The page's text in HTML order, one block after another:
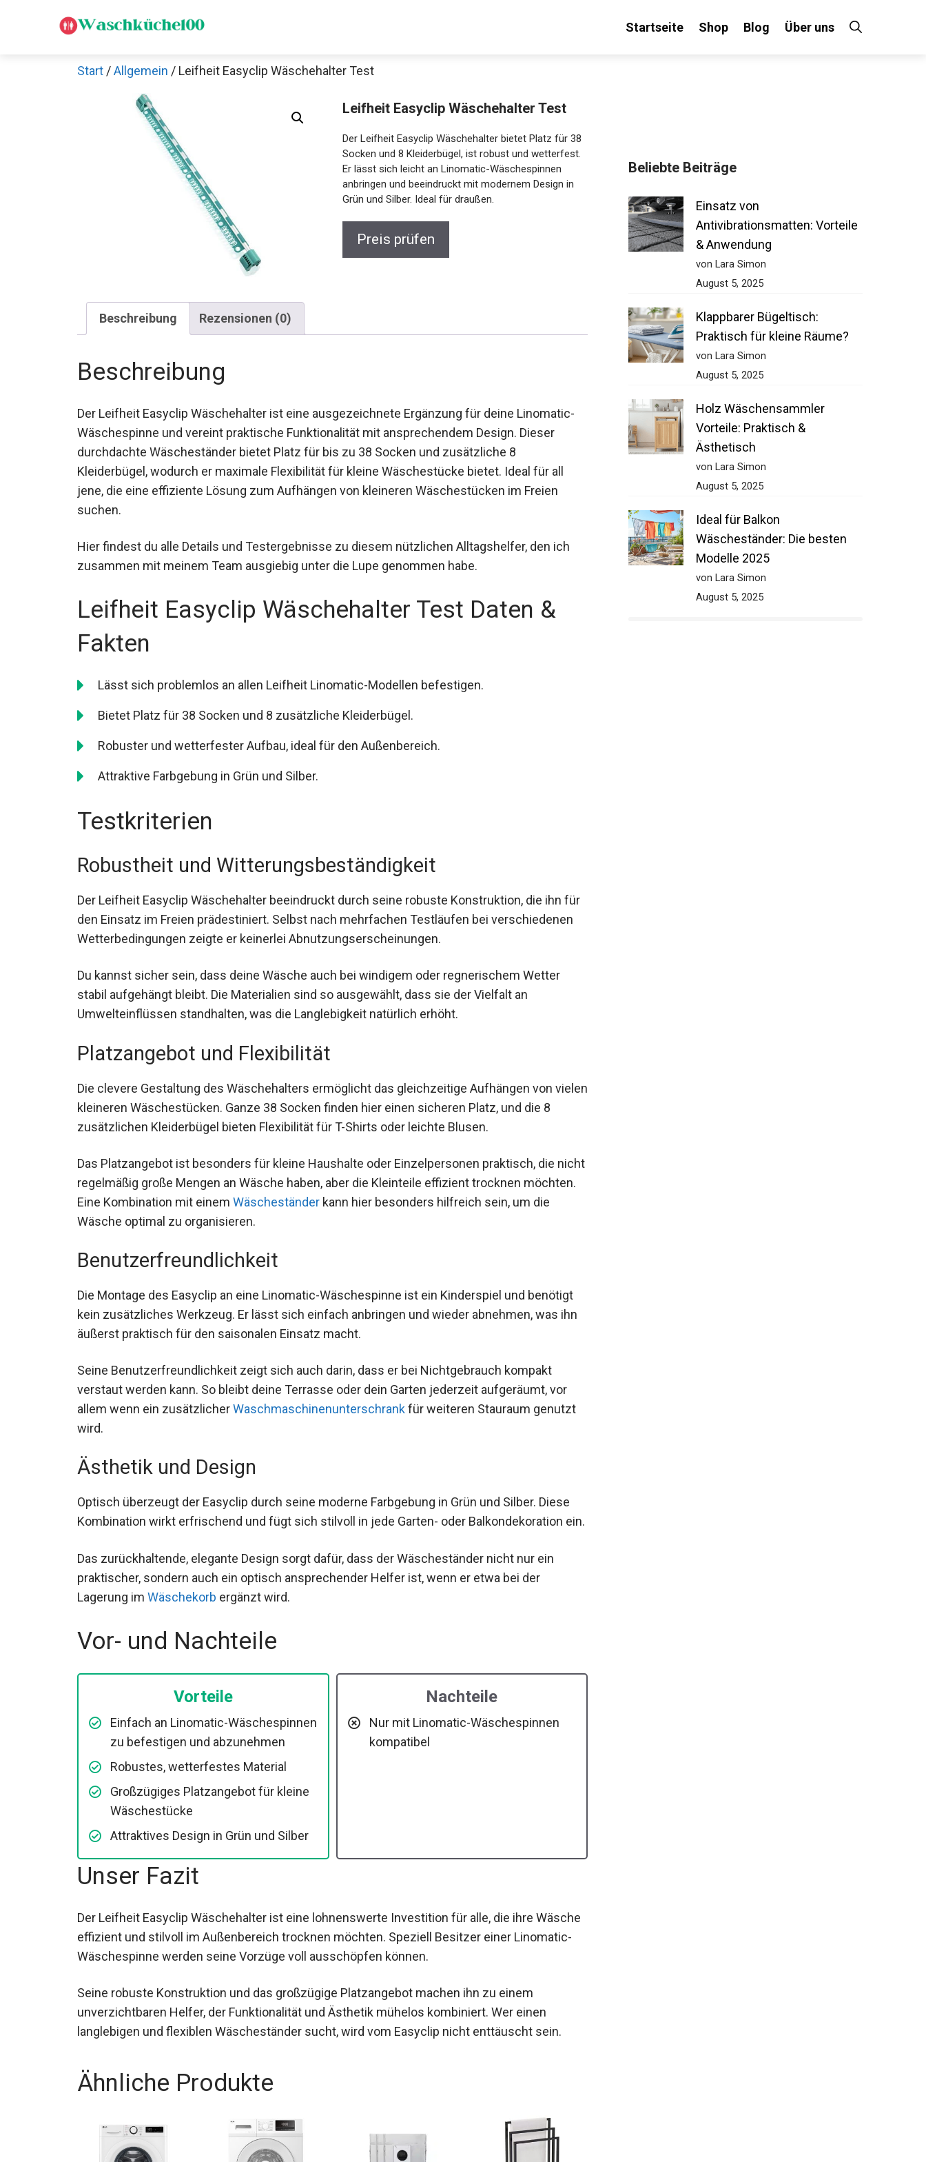
Startseite Shop Blog Über uns
Start /Allgemein / Leifheit Easyclip Wäschehalter Test
Leifheit Easyclip Wäschehalter Test
Der Leifheit Easyclip Wäschehalter bietet Platz für 38
Socken und 8 Kleiderbügel, ist robust und wetterfest.
Er lässt sich leicht an Linomatic-Wäschespinnen
anbringen und beeindruckt mit modernem Design in
Grün und Silber. Ideal für draußen.
Preis prüfen
Beschreibung Rezensionen (0)
Beschreibung
Der Leifheit Easyclip Wäschehalter ist eine ausgezeichnete Ergänzung für deine Linomatic-
Wäschespinne und vereint praktische Funktionalität mit ansprechendem Design. Dieser
durchdachte Wäscheständer bietet Platz für bis zu 38 Socken und zusätzliche 8
Kleiderbügel, wodurch er maximale Flexibilität für kleine Wäschestücke bietet. Ideal für all
jene, die eine effiziente Lösung zum Aufhängen von kleineren Wäschestücken im Freien
suchen.
Hier findest du alle Details und Testergebnisse zu diesem nützlichen Alltagshelfer, den ich
zusammen mit meinem Team ausgiebig unter die Lupe genommen habe.
Leifheit Easyclip Wäschehalter Test Daten &
Fakten
Lässt sich problemlos an allen Leifheit Linomatic-Modellen befestigen.
Bietet Platz für 38 Socken und 8 zusätzliche Kleiderbügel.
Robuster und wetterfester Aufbau, ideal für den Außenbereich.
Attraktive Farbgebung in Grün und Silber.
Testkriterien
Robustheit und Witterungsbeständigkeit
Der Leifheit Easyclip Wäschehalter beeindruckt durch seine robuste Konstruktion, die ihn für
den Einsatz im Freien prädestiniert. Selbst nach mehrfachen Testläufen bei verschiedenen
Wetterbedingungen zeigte er keinerlei Abnutzungserscheinungen.
Du kannst sicher sein, dass deine Wäsche auch bei windigem oder regnerischem Wetter
stabil aufgehängt bleibt. Die Materialien sind so ausgewählt, dass sie der Vielfalt an
Umwelteinflüssen standhalten, was die Langlebigkeit natürlich erhöht.
Platzangebot und Flexibilität
Die clevere Gestaltung des Wäschehalters ermöglicht das gleichzeitige Aufhängen von vielen
kleineren Wäschestücken. Ganze 38 Socken finden hier einen sicheren Platz, und die 8
zusätzlichen Kleiderbügel bieten Flexibilität für T-Shirts oder leichte Blusen.
Das Platzangebot ist besonders für kleine Haushalte oder Einzelpersonen praktisch, die nicht
regelmäßig große Mengen an Wäsche haben, aber die Kleinteile effizient trocknen möchten.
Eine Kombination mit einem Wäscheständer kann hier besonders hilfreich sein, um die
Wäsche optimal zu organisieren.
Benutzerfreundlichkeit
Die Montage des Easyclip an eine Linomatic-Wäschespinne ist ein Kinderspiel und benötigt
kein zusätzliches Werkzeug. Er lässt sich einfach anbringen und wieder abnehmen, was ihn
äußerst praktisch für den saisonalen Einsatz macht.
Seine Benutzerfreundlichkeit zeigt sich auch darin, dass er bei Nichtgebrauch kompakt
verstaut werden kann. So bleibt deine Terrasse oder dein Garten jederzeit aufgeräumt, vor
allem wenn ein zusätzlicherWaschmaschinenunterschrankfür weiteren Stauraum genutzt
wird.
Ästhetik und Design
Optisch überzeugt der Easyclip durch seine moderne Farbgebung in Grün und Silber. Diese
Kombination wirkt erfrischend und fügt sich stilvoll in jede Garten- oder Balkondekoration ein.
Das zurückhaltende, elegante Design sorgt dafür, dass der Wäscheständer nicht nur ein
praktischer, sondern auch ein optisch ansprechender Helfer ist, wenn er etwa bei der
Lagerung im Wäschekorb ergänzt wird.
Vor- und Nachteile
Vorteile
Einfach an Linomatic-Wäschespinnen
zu befestigen und abzunehmen
Robustes, wetterfestes Material
Großzügiges Platzangebot für kleine
Wäschestücke
Attraktives Design in Grün und Silber
Nachteile
Nur mit Linomatic-Wäschespinnen
kompatibel
Unser Fazit
Der Leifheit Easyclip Wäschehalter ist eine lohnenswerte Investition für alle, die ihre Wäsche
effizient und stilvoll im Außenbereich trocknen möchten. Speziell Besitzer einer Linomatic-
Wäschespinne werden seine Vorzüge voll ausschöpfen können.
Seine robuste Konstruktion und das großzügige Platzangebot machen ihn zu einem
unverzichtbaren Helfer, der Funktionalität und Ästhetik mühelos kombiniert. Wer einen
langlebigen und flexiblen Wäscheständer sucht, wird vom Easyclip nicht enttäuscht sein.
Ähnliche Produkte
Beliebte Beiträge
Einsatz von
Antivibrationsmatten: Vorteile
& Anwendung
von Lara Simon
August 5, 2025
Klappbarer Bügeltisch:
Praktisch für kleine Räume?
von Lara Simon
August 5, 2025
Holz Wäschensammler
Vorteile: Praktisch &
Ästhetisch
von Lara Simon
August 5, 2025
Ideal für Balkon
Wäscheständer: Die besten
Modelle 2025
von Lara Simon
August 5, 2025